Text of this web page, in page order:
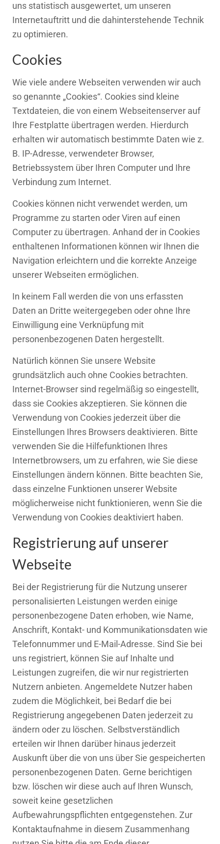
uns statistisch ausgewertet, um unseren
Internetauftritt und die dahinterstehende Technik
zu optimieren.
Cookies
Wie viele andere Webseiten verwenden wir auch
so genannte „Cookies“. Cookies sind kleine
Textdateien, die von einem Webseitenserver auf
Ihre Festplatte übertragen werden. Hierdurch
erhalten wir automatisch bestimmte Daten wie z.
B. IP-Adresse, verwendeter Browser,
Betriebssystem über Ihren Computer und Ihre
Verbindung zum Internet.
Cookies können nicht verwendet werden, um
Programme zu starten oder Viren auf einen
Computer zu übertragen. Anhand der in Cookies
enthaltenen Informationen können wir Ihnen die
Navigation erleichtern und die korrekte Anzeige
unserer Webseiten ermöglichen.
In keinem Fall werden die von uns erfassten
Daten an Dritte weitergegeben oder ohne Ihre
Einwilligung eine Verknüpfung mit
personenbezogenen Daten hergestellt.
Natürlich können Sie unsere Website
grundsätzlich auch ohne Cookies betrachten.
Internet-Browser sind regelmäßig so eingestellt,
dass sie Cookies akzeptieren. Sie können die
Verwendung von Cookies jederzeit über die
Einstellungen Ihres Browsers deaktivieren. Bitte
verwenden Sie die Hilfefunktionen Ihres
Internetbrowsers, um zu erfahren, wie Sie diese
Einstellungen ändern können. Bitte beachten Sie,
dass einzelne Funktionen unserer Website
möglicherweise nicht funktionieren, wenn Sie die
Verwendung von Cookies deaktiviert haben.
Registrierung auf unserer
Webseite
Bei der Registrierung für die Nutzung unserer
personalisierten Leistungen werden einige
personenbezogene Daten erhoben, wie Name,
Anschrift, Kontakt- und Kommunikationsdaten wie
Telefonnummer und E-Mail-Adresse. Sind Sie bei
uns registriert, können Sie auf Inhalte und
Leistungen zugreifen, die wir nur registrierten
Nutzern anbieten. Angemeldete Nutzer haben
zudem die Möglichkeit, bei Bedarf die bei
Registrierung angegebenen Daten jederzeit zu
ändern oder zu löschen. Selbstverständlich
erteilen wir Ihnen darüber hinaus jederzeit
Auskunft über die von uns über Sie gespeicherten
personenbezogenen Daten. Gerne berichtigen
bzw. löschen wir diese auch auf Ihren Wunsch,
soweit keine gesetzlichen
Aufbewahrungspflichten entgegenstehen. Zur
Kontaktaufnahme in diesem Zusammenhang